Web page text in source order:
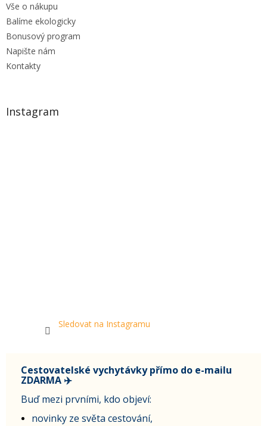
Vše o nákupu
Balíme ekologicky
Bonusový program
Napište nám
Kontakty
Instagram
Sledovat na Instagramu
Cestovatelské vychytávky přímo do e-mailu
ZDARMA ✈️
Buď mezi prvními, kdo objeví:
novinky ze světa cestování,